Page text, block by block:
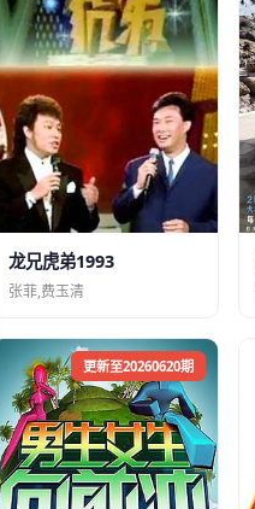
龙兄虎弟1993
张菲,费玉清
更新至20260620期